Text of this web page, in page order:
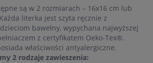
są w 2 rozmiarach – 16x16 cm lub
literka jest szyta ręcznie z
bawełny, wypychana najwyższej
z certyfikatem Oeko-Tex®.
właściwości antyalergiczne.
2 rodzaje zawieszenia: